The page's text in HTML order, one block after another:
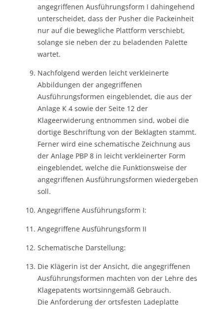
angegriffenen Ausführungsform I dahingehend
unterscheidet, dass der Pusher die Packeinheit
nur auf die bewegliche Plattform verschiebt,
solange sie neben der zu beladenden Palette
wartet.
Nachfolgend werden leicht verkleinerte
Abbildungen der angegriffenen
Ausführungsformen eingeblendet, die aus der
Anlage K 4 sowie der Seite 12 der
Klageerwiderung entnommen sind, wobei die
dortige Beschriftung von der Beklagten stammt.
Ferner wird eine schematische Zeichnung aus
der Anlage PBP 8 in leicht verkleinerter Form
eingeblendet, welche die Funktionsweise der
angegriffenen Ausführungsformen wiedergeben
soll.
Angegriffene Ausführungsform I:
Angegriffene Ausführungsform II
Schematische Darstellung:
Die Klägerin ist der Ansicht, die angegriffenen
Ausführungsformen machten von der Lehre des
Klagepatents wortsinngemäß Gebrauch.
Die Anforderung der ortsfesten Ladeplatte